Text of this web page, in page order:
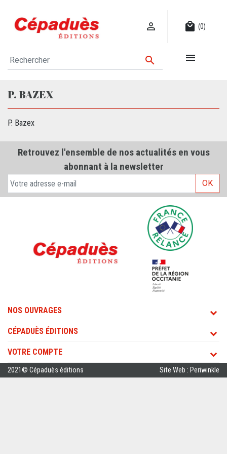
 local_mall (0)
 
P. BAZEX
P. Bazex
Retrouvez l'ensemble de nos actualités en vous
abonnant à la newsletter
OK
NOS OUVRAGES
CÉPADUÈS ÉDITIONS
VOTRE COMPTE
2021© Cépaduès éditions Site Web : Periwinkle